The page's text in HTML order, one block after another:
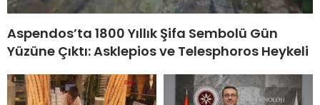
Aspendos’ta 1800 Yıllık Şifa Sembolü Gün
Yüzüne Çıktı: Asklepios ve Telesphoros Heykeli